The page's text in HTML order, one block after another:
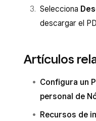
Selecciona
descargar el
Artículos
Configura un
personal de
Recursos de